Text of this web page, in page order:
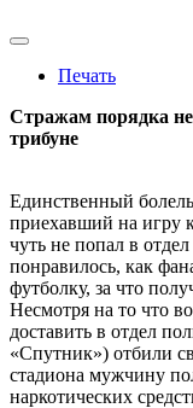
Печать
Стражам порядка не
трибуне
Единственный
приехавший на игру
чуть не попал в
понравилось, как
футболку, за что
Несмотря на то что
доставить в отдел
«Спутник») отбили
стадиона мужчину
наркотических